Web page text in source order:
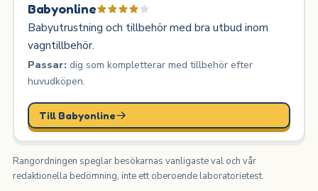
Babyonline
Babyutrustning och tillbehör med bra utbud inom
vagntillbehör.
Passar:dig som kompletterar med tillbehör efter
huvudköpen.
Till Babyonline
Rangordningen speglar besökarnas vanligaste val och vår
redaktionella bedömning, inte ett oberoende laboratorietest.